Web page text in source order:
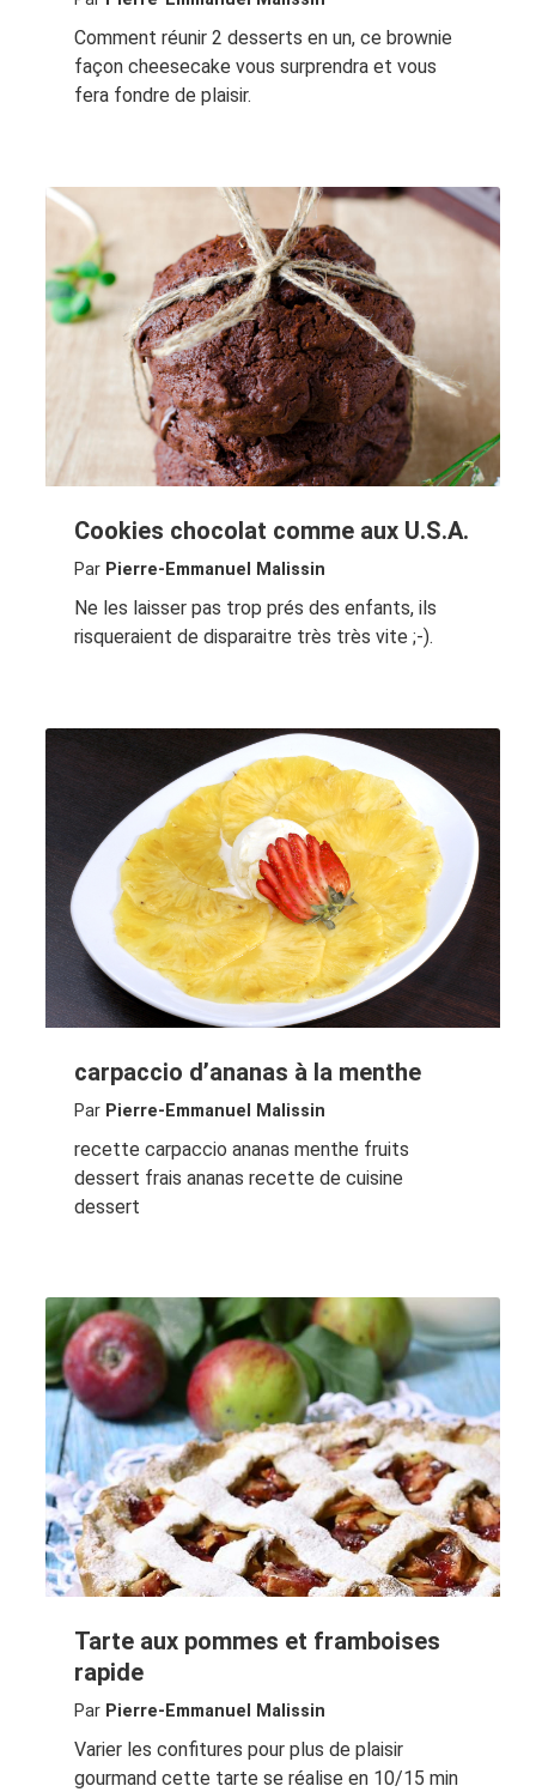
Comment réunir 2 desserts en un, ce brownie
façon cheesecake vous surprendra et vous
fera fondre de plaisir.
Cookies chocolat comme aux U.S.A.
Par Pierre-Emmanuel Malissin
Ne les laisser pas trop prés des enfants, ils
risqueraient de disparaitre très très vite ;-).
carpaccio d’ananas à la menthe
Par Pierre-Emmanuel Malissin
recette carpaccio ananas menthe fruits
dessert frais ananas recette de cuisine
dessert
Tarte aux pommes et framboises
rapide
Par Pierre-Emmanuel Malissin
Varier les confitures pour plus de plaisir
gourmand cette tarte se réalise en 10/15 min